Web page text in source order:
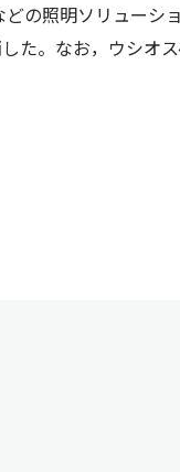
の照明ソリューシ
た。なお，ウシオ